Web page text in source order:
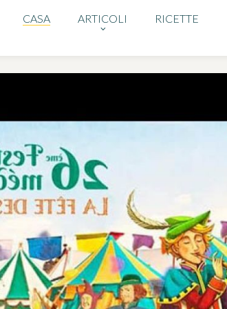
CASA ARTICOLI RICETTE